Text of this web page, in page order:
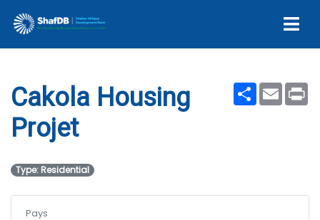
Cakola Housing Projet
ShareEmail
Cakola Housing
Projet
Type: Residential
Pays